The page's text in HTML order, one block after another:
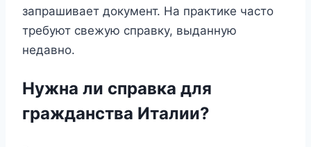
запрашивает документ. На практике часто
требуют свежую справку, выданную
недавно.
Нужна ли справка для
гражданства Италии?